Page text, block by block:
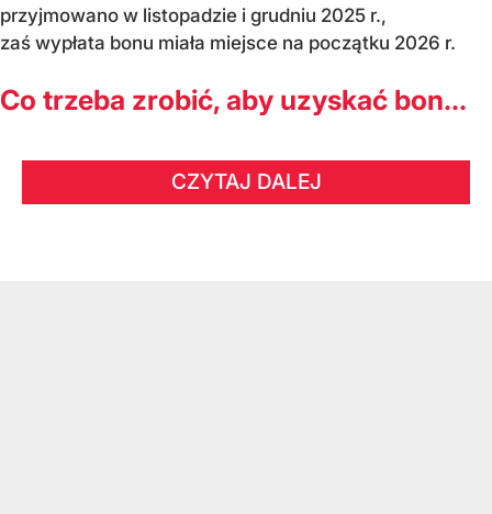
przyjmowano w listopadzie i grudniu 2025 r.,
zaś wypłata bonu miała miejsce na początku 2026 r.
Co trzeba zrobić, aby uzyskać bon...
CZYTAJ DALEJ